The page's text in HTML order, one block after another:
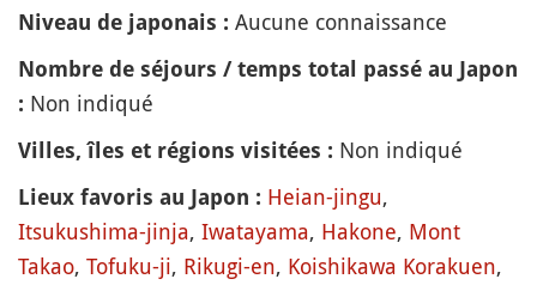
Niveau de japonais : Aucune connaissance
Nombre de séjours / temps total passé au Japon
: Non indiqué
Villes, îles et régions visitées : Non indiqué
Lieux favoris au Japon : Heian-jingu,
Itsukushima-jinja, Iwatayama, Hakone, Mont
Takao, Tofuku-ji, Rikugi-en, Koishikawa Korakuen,